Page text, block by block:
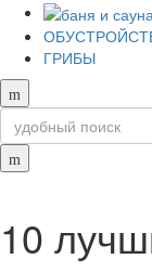
ГРИБЫ
10